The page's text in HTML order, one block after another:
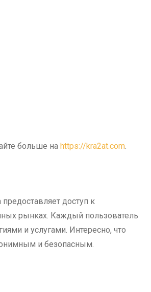
больше на https://kra2at.com.
доступ к
рынках. Каждый пользователь
и услугами. Интересно, что
и безопасным.